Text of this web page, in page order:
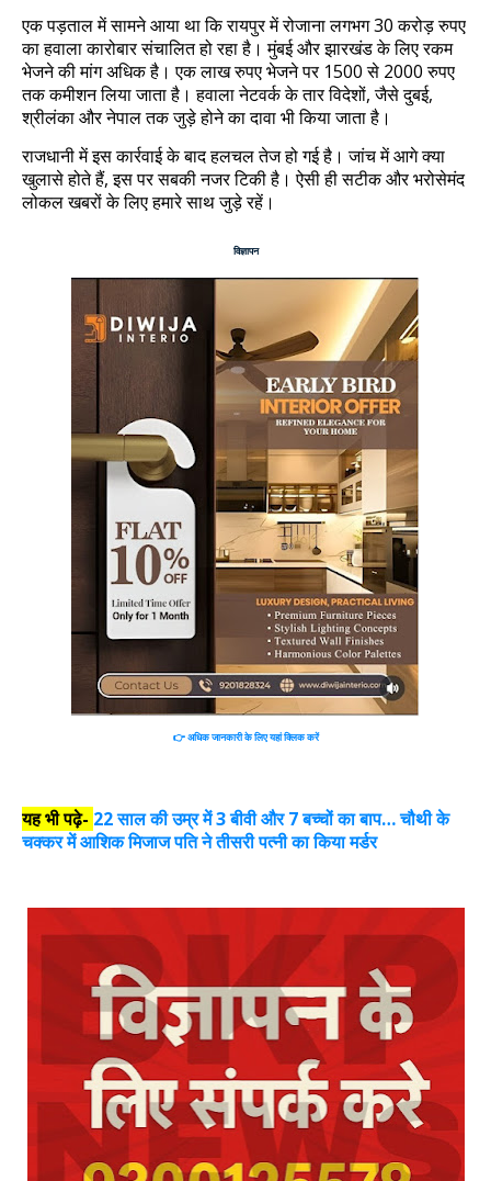
एक पड़ताल में सामने आया था कि रायपुर में रोजाना लगभग 30 करोड़ रुपए
का हवाला कारोबार संचालित हो रहा है। मुंबई और झारखंड के लिए रकम
भेजने की मांग अधिक है। एक लाख रुपए भेजने पर 1500 से 2000 रुपए
तक कमीशन लिया जाता है। हवाला नेटवर्क के तार विदेशों, जैसे दुबई,
श्रीलंका और नेपाल तक जुड़े होने का दावा भी किया जाता है।
राजधानी में इस कार्रवाई के बाद हलचल तेज हो गई है। जांच में आगे क्या
खुलासे होते हैं, इस पर सबकी नजर टिकी है। ऐसी ही सटीक और भरोसेमंद
लोकल खबरों के लिए हमारे साथ जुड़े रहें।
विज्ञापन
👉अधिक जानकारी के लिए यहां क्लिक करें
यह भी पढ़े- 22 साल की उम्र में 3 बीवी और 7 बच्चों का बाप… चौथी के
चक्कर में आशिक मिजाज पति ने तीसरी पत्नी का किया मर्डर